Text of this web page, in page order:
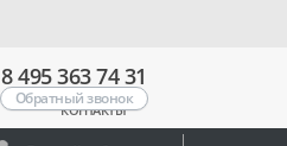
КОНТАКТЫ
8 495 363 74 31
Обратный звонок